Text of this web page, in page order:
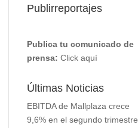
Publirreportajes
Publica tu comunicado de
prensa: Click aquí
Últimas Noticias
EBITDA de Mallplaza crece
9,6% en el segundo trimestre